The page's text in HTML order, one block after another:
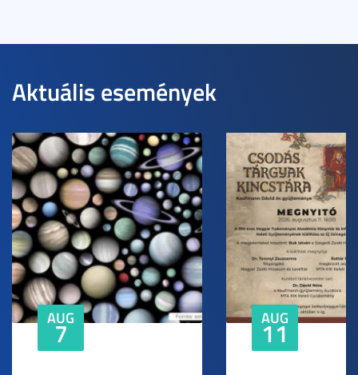
Aktuális események
AUG
7 AUG
11